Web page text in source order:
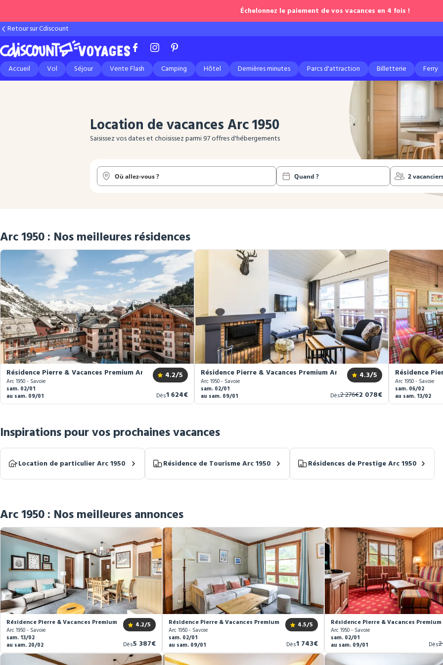
Échelonnez le paiement de vos vacances en 4 fois !
Retour sur Cdiscount
Accueil Vol Séjour Vente Flash Camping Hôtel Dernières minutes Parcs d'attraction Billetterie Ferry
Location de vacances Arc 1950
Saisissez vos dates et choisissez parmi 97 offres d'hébergements
Quand ? 2
Arc 1950 : Nos meilleures résidences
Résidence Pierre & Vacances Premium Arc 1950 Le Village *****
Arc 1950 - Savoie
4.2/5
sam. 02/01
au sam. 09/01
DèsNouveau
prix
1 624€
Résidence Pierre & Vacances Premium Arc 1950 Le Village *****
Arc 1950 - Savoie
4.3/5
sam. 02/01
au sam. 09/01
DèsAncien
prix
2 276€Nouveau
prix
2 078€
Résidence
Arc 1950 - Savoie
sam. 06/02
au sam. 13/02
Inspirations pour vos prochaines vacances
Location de particulier Arc 1950 Résidence de Tourisme Arc 1950 Résidences de Prestige Arc 1950
Arc 1950 : Nos meilleures annonces
Résidence Pierre & Vacances Premium Arc 1950 Le Village *****
Arc 1950 - Savoie
4.2/5
sam. 13/02
au sam. 20/02
DèsNouveau
prix
5 387€
Résidence Pierre & Vacances Premium Arc 1950 Le Village *****
Arc 1950 - Savoie
4.5/5
sam. 02/01
au sam. 09/01
DèsNouveau
prix
1 743€
Résidence Pierre & Vacances
Arc 1950 - Savoie
sam. 02/01
au sam. 09/01
Dès